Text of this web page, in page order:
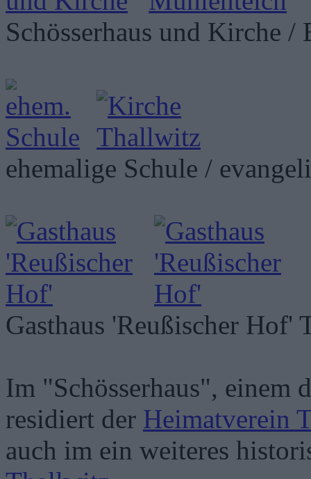
Schösserhaus und Kirche
ehemalige Schule /
Gasthaus 'Reußischer Hof'
Im "Schösserhaus", einem
residiert der Heimatverein
auch im ein weiteres